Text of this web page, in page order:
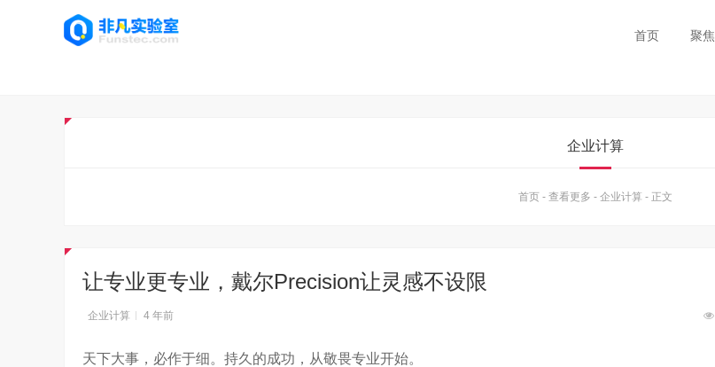
首页 聚焦
企业计算
首页 - 查看更多 - 企业计算 - 正文
让专业更专业，戴尔Precision让灵感不设限
企业计算 4 年前
天下大事，必作于细。持久的成功，从敬畏专业开始。